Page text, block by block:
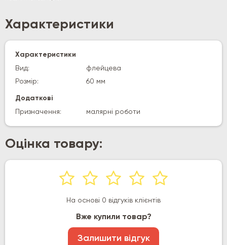
Характеристики
Характеристики
Вид:
флейцева
Розмір:
60 мм
Додаткові
Призначення:
малярні роботи
Оцінка товару:
На основі 0 відгуків клієнтів
Вже купили товар?
Залишити відгук